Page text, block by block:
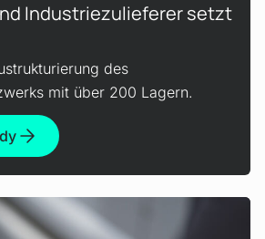
Industrie­zulieferer setzt
des
mit über 200 Lagern.